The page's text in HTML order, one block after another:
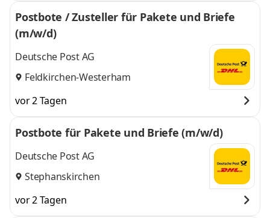
Postbote / Zusteller für Pakete und Briefe
(m/w/d)
Deutsche Post AG
Feldkirchen-Westerham
vor 2 Tagen
Postbote für Pakete und Briefe (m/w/d)
Deutsche Post AG
Stephanskirchen
vor 2 Tagen